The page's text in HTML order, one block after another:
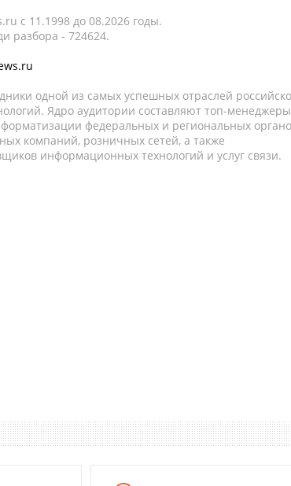
c 11.1998 до 08.2026 годы.
разбора - 724624.
одной из самых успешных отраслей
Ядро аудитории составляют топ-
федеральных и региональных
компаний, розничных сетей, а также
информационных технологий и услуг связи.